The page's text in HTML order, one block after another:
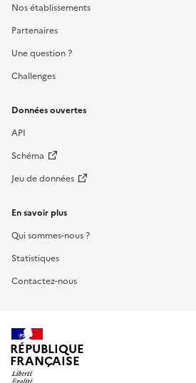
Nos établissements
Partenaires
Une question ?
Challenges
Données ouvertes
API
Schéma
Jeu de données
En savoir plus
Qui sommes-nous ?
Statistiques
Contactez-nous
RÉPUBLIQUE
FRANÇAISE